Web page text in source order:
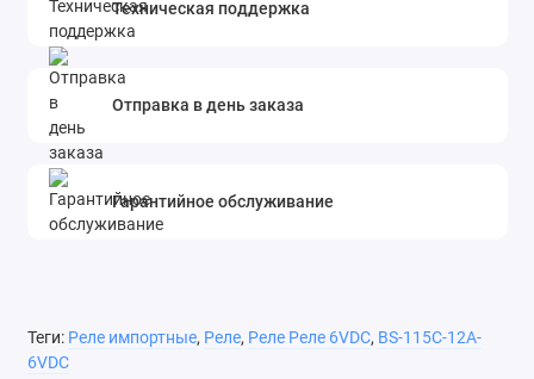
Техническая поддержка
Отправка в день заказа
Гарантийное обслуживание
Теги: Реле импортные, Реле, Реле Реле 6VDC, BS-115C-12A-
6VDC